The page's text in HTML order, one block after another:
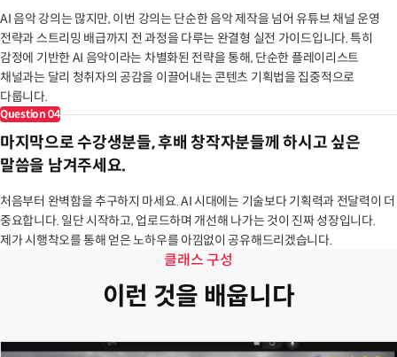
AI 음악 강의는 많지만, 이번 강의는 단순한 음악 제작을 넘어 유튜브 채널 운영
전략과 스트리밍 배급까지 전 과정을 다루는 완결형 실전 가이드입니다. 특히
감정에 기반한 AI 음악이라는 차별화된 전략을 통해, 단순한 플레이리스트
채널과는 달리 청취자의 공감을 이끌어내는 콘텐츠 기획법을 집중적으로
다룹니다.
Question 04
마지막으로 수강생분들, 후배 창작자분들께 하시고 싶은
말씀을 남겨주세요.
처음부터 완벽함을 추구하지 마세요. AI 시대에는 기술보다 기획력과 전달력이 더
중요합니다. 일단 시작하고, 업로드하며 개선해 나가는 것이 진짜 성장입니다.
제가 시행착오를 통해 얻은 노하우를 아낌없이 공유해드리겠습니다.
클래스 구성
이런 것을 배웁니다